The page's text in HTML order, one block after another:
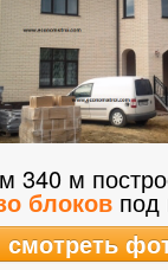
340 м
блоков под
смотреть